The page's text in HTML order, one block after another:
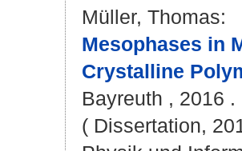
Müller, Thomas:
Mesophases in
Crystalline
Bayreuth , 2016 .
( Dissertation,